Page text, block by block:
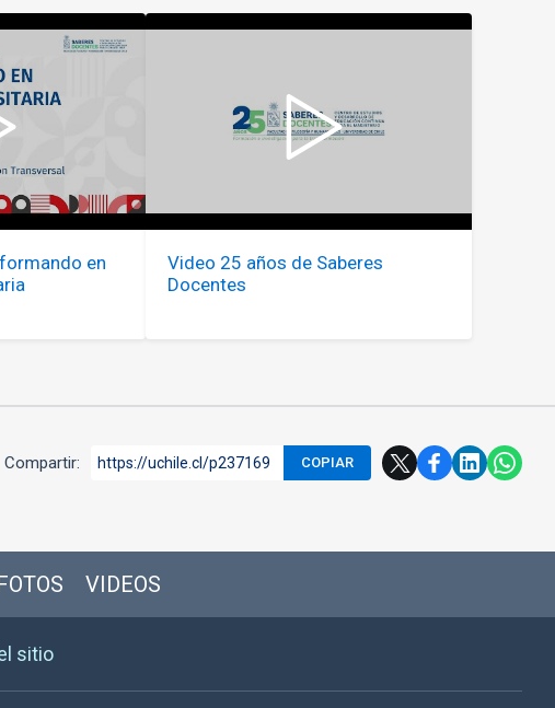
en
Video 25 años de Saberes
Docentes
Compartir: https://uchile.cl/p237169 COPIAR
VIDEOS
sitio